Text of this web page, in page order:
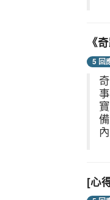
《
5 回
[心